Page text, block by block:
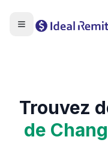
Trouvez
de